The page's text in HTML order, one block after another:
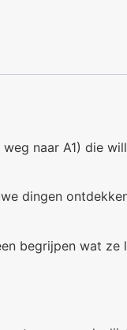
naar A1) die
dingen
begrijpen wat